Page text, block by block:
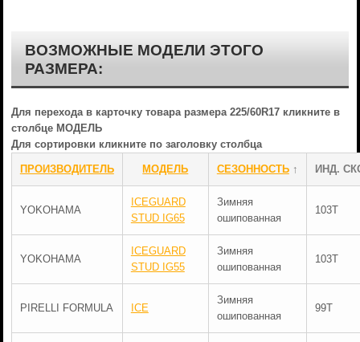
ВОЗМОЖНЫЕ МОДЕЛИ ЭТОГО
РАЗМЕРА:
Для перехода в карточку товара размера 225/60R17 кликните в
столбце МОДЕЛЬ
Для сортировки кликните по заголовку столбца
ПРОИЗВОДИТЕЛЬ МОДЕЛЬ СЕЗОННОСТЬ↑ ИНД.
YOKOHAMA
ICEGUARD
STUD IG65
Зимняя
ошипованная
103T
YOKOHAMA
ICEGUARD
STUD IG55
Зимняя
ошипованная
103T
PIRELLI FORMULA ICE
Зимняя
ошипованная
99T